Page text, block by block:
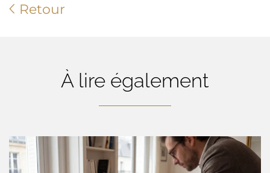
Retour
À lire également